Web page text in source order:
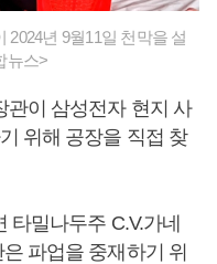
년 9월11일 천막을 설
뉴스>
관이 삼성전자 현지 사
위해 공장을 직접 찾
밀나두주 C.V.가네
파업을 중재하기 위